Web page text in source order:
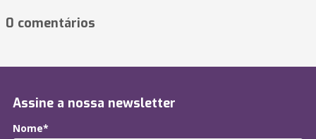
0 comentários
Assine a nossa newsletter
Nome*